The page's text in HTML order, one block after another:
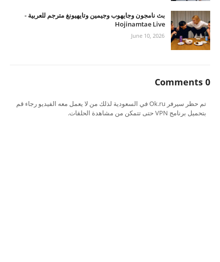
بث نامجون وجايهوب وجيمين وتايهيونغ مترجم للعربية -
Hojinamtae Live
June 10, 2026
0 Comments
تم حظر سيرفر Ok.ru في السعودية لذلك من لا يعمل معه الفيديو رجاء قم
بتحميل برنامج VPN حتى تتمكن من مشاهدة الحلقات.